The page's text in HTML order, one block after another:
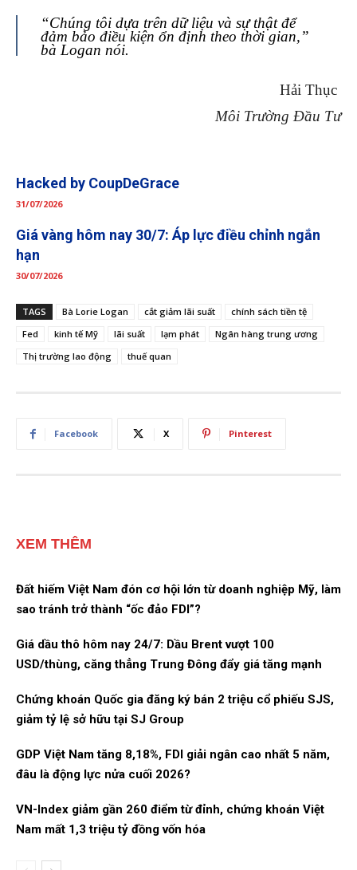
“Chúng tôi dựa trên dữ liệu và sự thật để
đảm bảo điều kiện ổn định theo thời gian,”
bà Logan nói.
Hải Thục
Môi Trường Đầu Tư
Hacked by CoupDeGrace
31/07/2026
Giá vàng hôm nay 30/7: Áp lực điều chỉnh ngắn
hạn
30/07/2026
TAGS Bà Lorie Logan cắt giảm lãi suất
chính sách tiền tệ
Fed
kinh tế Mỹ lãi suất lạm phát
Ngân hàng trung ương
Thị trường lao động
thuế quan
Facebook X Pinterest
XEM THÊM
Đất hiếm Việt Nam đón cơ hội lớn từ doanh nghiệp Mỹ, làm
sao tránh trở thành “ốc đảo FDI”?
Giá dầu thô hôm nay 24/7: Dầu Brent vượt 100
USD/thùng, căng thẳng Trung Đông đẩy giá tăng mạnh
Chứng khoán Quốc gia đăng ký bán 2 triệu cổ phiếu SJS,
giảm tỷ lệ sở hữu tại SJ Group
GDP Việt Nam tăng 8,18%, FDI giải ngân cao nhất 5 năm,
đâu là động lực nửa cuối 2026?
VN-Index giảm gần 260 điểm từ đỉnh, chứng khoán Việt
Nam mất 1,3 triệu tỷ đồng vốn hóa